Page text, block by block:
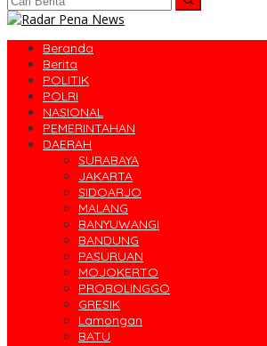
Beranda
Berita
POLITIK
POLRI
NASIONAL
PEMERINTAHAN
DAERAH
SURABAYA
JAKARTA
SIDOARJO
MALANG
BANYUWANGI
BANDUNG
PASURUAN
MOJOKERTO
PROBOLINGGO
GRESIK
Lamongan
BATU